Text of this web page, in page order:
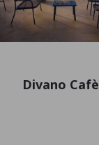
Divano Cafè